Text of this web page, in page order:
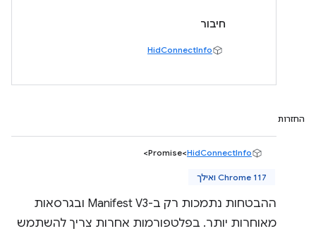
חיבור
HidConnectInfo
החזרות
Promise<HidConnectInfo
>
Chrome 117 ואילך
ההבטחות נתמכות רק ב-Manifest V3 ובגרסאות
מאוחרות יותר. בפלטפורמות אחרות צריך להשתמש